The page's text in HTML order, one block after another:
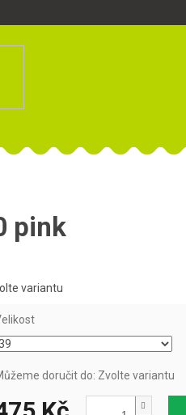
pink
variantu
doručit do: Zvolte variantu